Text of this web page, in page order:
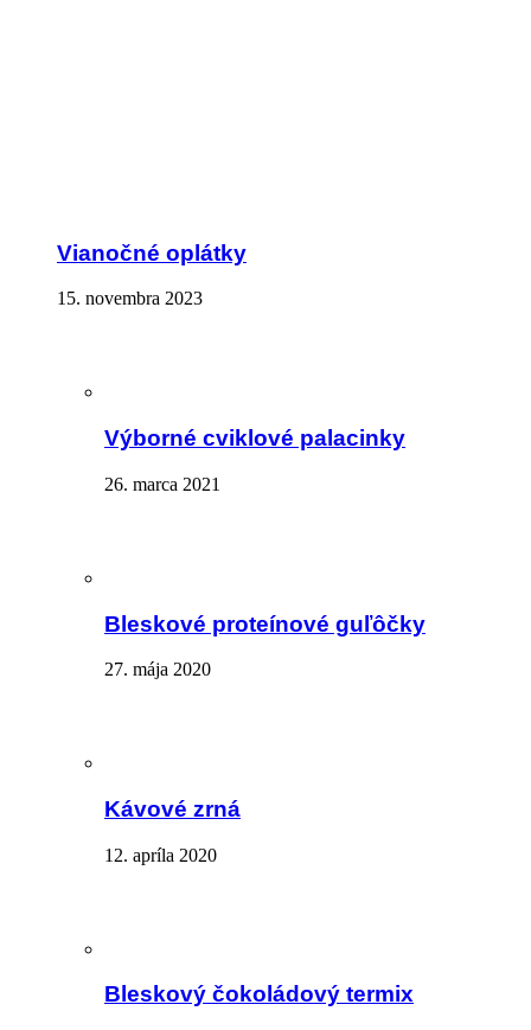
Vianočné oplátky
15. novembra 2023
Výborné cviklové palacinky
26. marca 2021
Bleskové proteínové guľôčky
27. mája 2020
Kávové zrná
12. apríla 2020
Bleskový čokoládový termix